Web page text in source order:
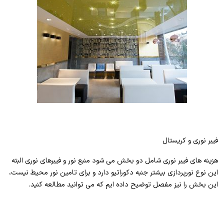
فیبر نوری و کریستال
هزینه های فیبر نوری شامل دو بخش می شود منبع نور و فیبرهای نوری البته
این نوع نورپردازی بیشتر جنبه دکوراتیو دارد و برای تامین نور محیط نیست،
این بخش را نیز مفصل توضیح داده ایم که می توانید مطالعه کنید.